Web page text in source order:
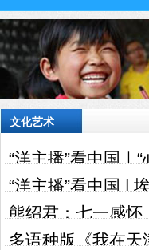
文化艺术
“洋主播”看中国｜
“洋主播”看中国 |
熊绍君：七一感怀
多语种版《我在